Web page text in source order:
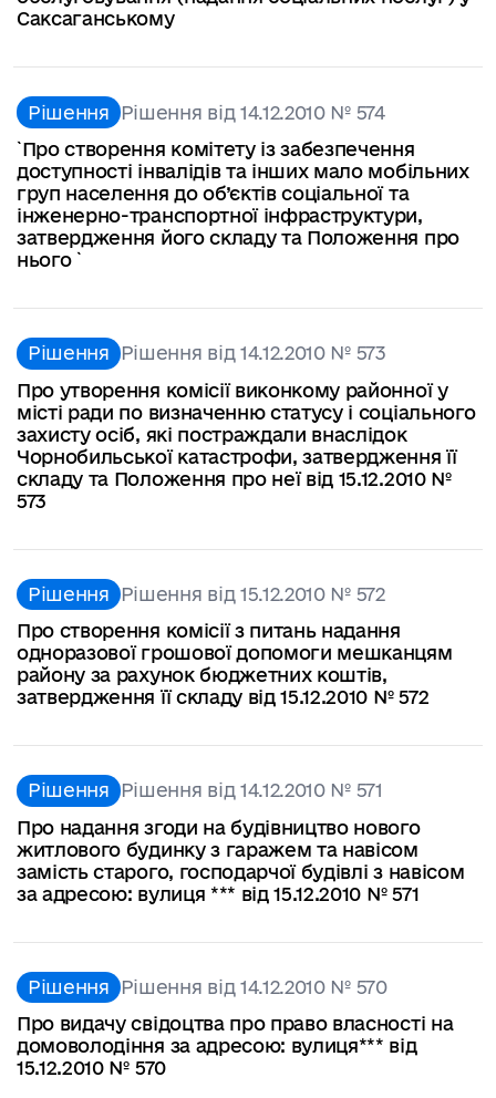
Саксаганському
Рішення Рішення від 14.12.2010 № 574
`Про створення комітету із забезпечення
доступності інвалідів та інших мало мобільних
груп населення до об’єктів соціальної та
інженерно-транспортної інфраструктури,
затвердження його складу та Положення про
нього `
Рішення Рішення від 14.12.2010 № 573
Про утворення комісії виконкому районної у
місті ради по визначенню статусу і соціального
захисту осіб, які постраждали внаслідок
Чорнобильської катастрофи, затвердження її
складу та Положення про неї від 15.12.2010 №
573
Рішення Рішення від 15.12.2010 № 572
Про створення комісії з питань надання
одноразової грошової допомоги мешканцям
району за рахунок бюджетних коштів,
затвердження її складу від 15.12.2010 № 572
Рішення Рішення від 14.12.2010 № 571
Про надання згоди на будівництво нового
житлового будинку з гаражем та навісом
замість старого, господарчої будівлі з навісом
за адресою: вулиця *** від 15.12.2010 № 571
Рішення Рішення від 14.12.2010 № 570
Про видачу свідоцтва про право власності на
домоволодіння за адресою: вулиця*** від
15.12.2010 № 570